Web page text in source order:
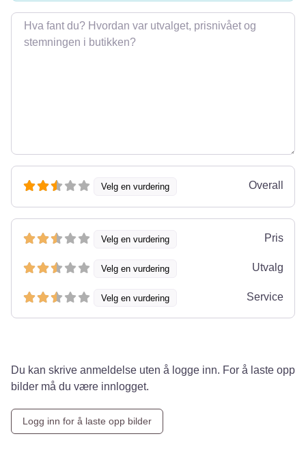
Omtale
Velg en vurdering Overall
Velg en vurdering Pris
Velg en vurdering Utvalg
Velg en vurdering Service
Du kan skrive anmeldelse uten å logge inn. For å laste opp
bilder må du være innlogget.
Logg inn for å laste opp bilder